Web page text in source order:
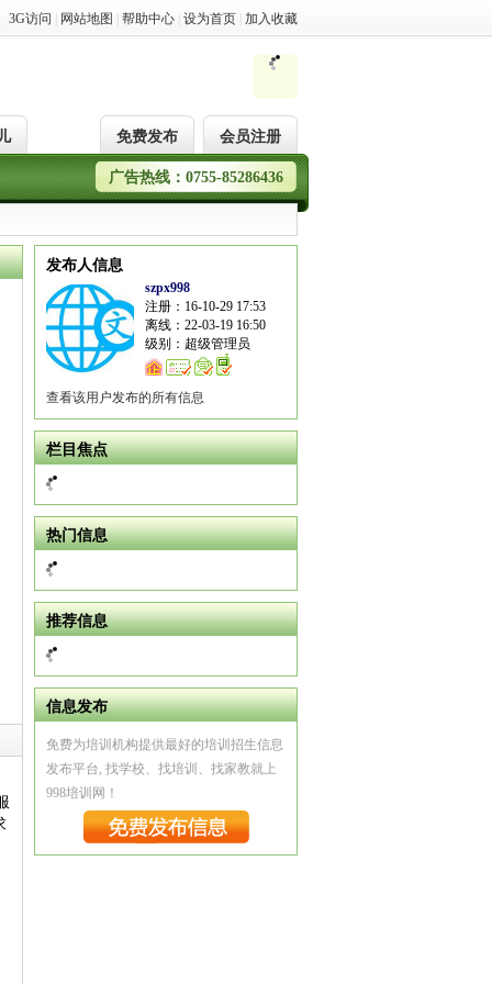
3G访问 网站地图 帮助中心 设为首页 加入收藏
会员注册
免费发布
广告热线：0755-85286436
发布人信息
szpx998
注册：16-10-29 17:53
离线：22-03-19 16:50
级别：超级管理员
查看该用户发布的所有信息
栏目焦点
热门信息
推荐信息
信息发布
免费为培训机构提供最好的培训招生信息
发布平台, 找学校、找培训、找家教就上
998培训网！